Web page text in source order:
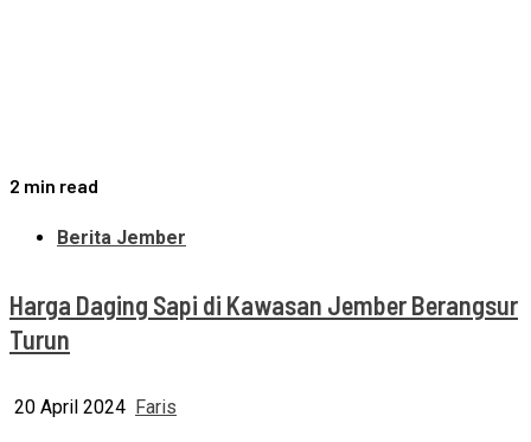
2 min read
Berita Jember
Harga Daging Sapi di Kawasan Jember Berangsur
Turun
20 April 2024 Faris